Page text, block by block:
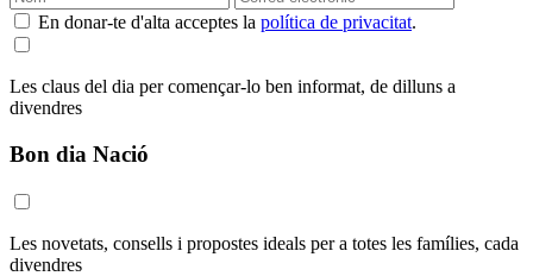
En donar-te d'alta acceptes la política de privacitat.
Les claus del dia per començar-lo ben informat, de dilluns a
divendres
Bon dia Nació
Les novetats, consells i propostes ideals per a totes les famílies, cada
divendres